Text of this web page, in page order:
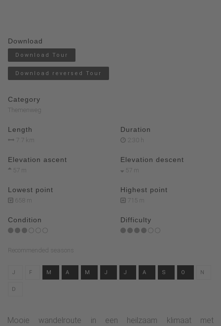
Download
Download Tour
Download reversed Tour
Category
Themenweg
Length
7.7 km
Duration
2:30 h
Elevation ascent
57 m
Elevation descent
57 m
Lowest point
658 m
Highest point
715 m
Condition Difficulty
Recommended seasons
J F M A M J J A S O N
D
Mooie wandelroute in een heilzaam klimaat met